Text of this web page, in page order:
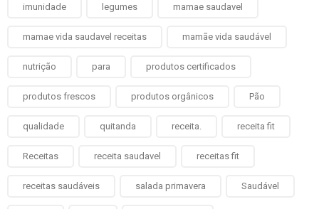
imunidade legumes mamae saudavel
mamae vida saudavel receitas mamãe vida saudável
nutrição para produtos certificados
produtos frescos produtos orgânicos Pão
qualidade quitanda receita. receita fit
Receitas receita saudavel receitas fit
receitas saudáveis salada primavera Saudável